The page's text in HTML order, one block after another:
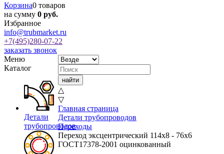
Корзина0 товаров
на сумму 0 руб.
Избранное
info@trubmarket.ru
+7(495)280-07-22
заказать звонок
Меню
Каталог
Детали
трубопроводов
△
▽
Главная страница
Детали трубопроводов
Переходы
Переход эксцентрический 114х8 - 76х6
ГОСТ17378-2001 оцинкованный